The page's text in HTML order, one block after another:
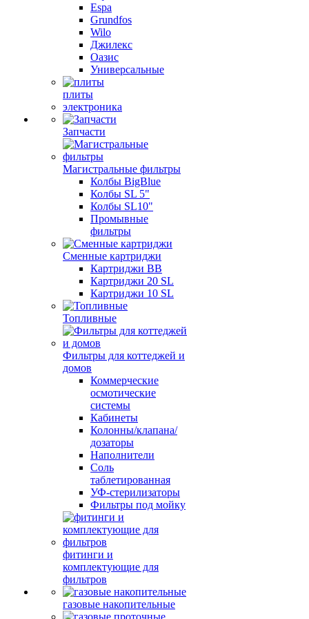
Espa
Grundfos
Wilo
Джилекс
Оазис
Универсальные
плиты
электроника
Запчасти
Магистральные фильтры
Колбы BigBlue
Колбы SL 5"
Колбы SL10"
Промывные
фильтры
Сменные картриджи
Картриджи BB
Картриджи 20 SL
Картриджи 10 SL
Топливные
Фильтры для коттеджей и
домов
Коммерческие
осмотические
системы
Кабинеты
Колонны/клапана/
дозаторы
Наполнители
Соль
таблетированная
УФ-стерилизаторы
Фильтры под мойку
фитинги и
комплектующие для
фильтров
газовые накопительные